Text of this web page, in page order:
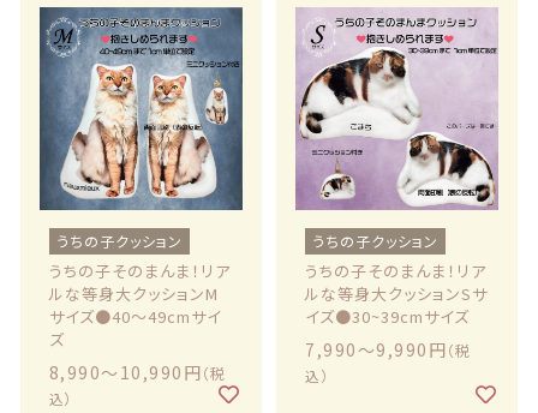
うちの子クッション
うちの子そのまんま！リア
ルな等身大クッションM
サイズ●40〜49cmサイ
ズ
8,990〜10,990円（税
込）
うちの子クッション
うちの子そのまんま！リア
ルな等身大クッションSサ
イズ●30~39cmサイズ
7,990〜9,990円（税
込）